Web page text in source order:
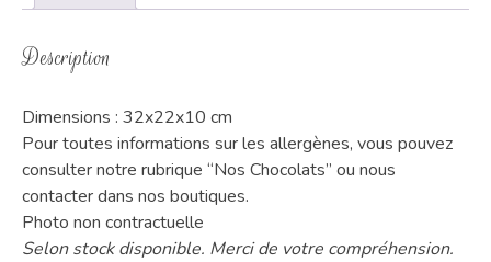
Description
Dimensions : 32x22x10 cm
Pour toutes informations sur les allergènes, vous pouvez
consulter notre rubrique “Nos Chocolats” ou nous
contacter dans nos boutiques.
Photo non contractuelle
Selon stock disponible. Merci de votre compréhension.